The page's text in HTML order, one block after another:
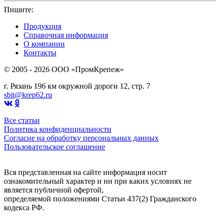
Пишите:
Продукция
Справочная информация
О компании
Контакты
© 2005 - 2026 OOO «ПромКрепеж»
г. Рязань 196 км окружной дороги 12, стр. 7
sbit@krep62.ru
Все статьи
Политика конфиденциальности
Согласие на обработку персональных данных
Пользовательское соглашение
Вся представленная на сайте информация носит
ознакомительный характер и ни при каких условиях не
является публичной офертой,
определяемой положениями Статьи 437(2) Гражданского
кодекса РФ.